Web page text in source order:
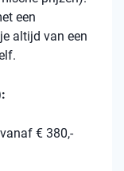
een
altijd van een
€ 380,-